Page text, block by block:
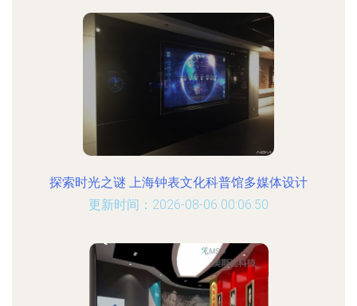
探索时光之谜 上海钟表文化科普馆多媒体设计
更新时间：2026-08-06 00:06:50